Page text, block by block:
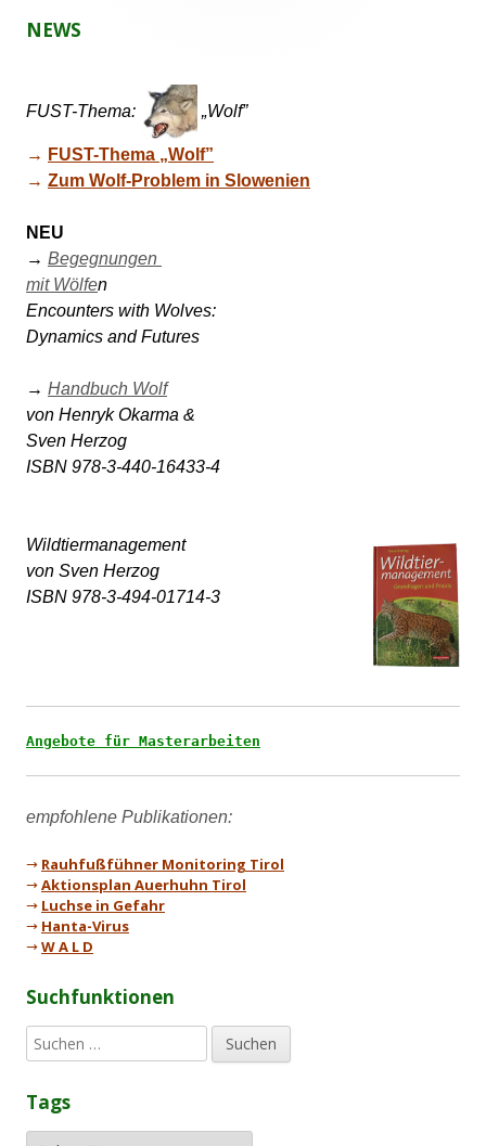
NEWS
FUST-Thema: „Wolf”
→ FUST-Thema „Wolf”
→ Zum Wolf-Problem in Slowenien
NEU
→ Begegnungen
mit Wölfen
Encounters with Wolves:
Dynamics and Futures
→ Handbuch Wolf
von Henryk Okarma &
Sven Herzog
Wildtiermanagement
von Sven Herzog
ISBN 978-3-494-01714-3
Angebote für Masterarbeiten
→ Rauhfußfühner Monitoring Tirol
→Aktionsplan Auerhuhn Tirol
→ Luchse in Gefahr
→ Hanta-Virus
→W A L D
Suchfunktionen
u
h
e
Tags